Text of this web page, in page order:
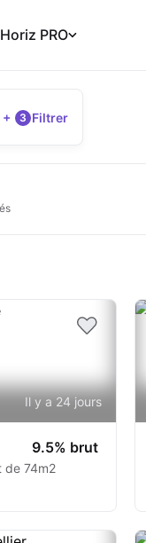
Horiz PRO
+ 3 Filtrer
Il y a 24 jours
9.5% brut
de 74m2